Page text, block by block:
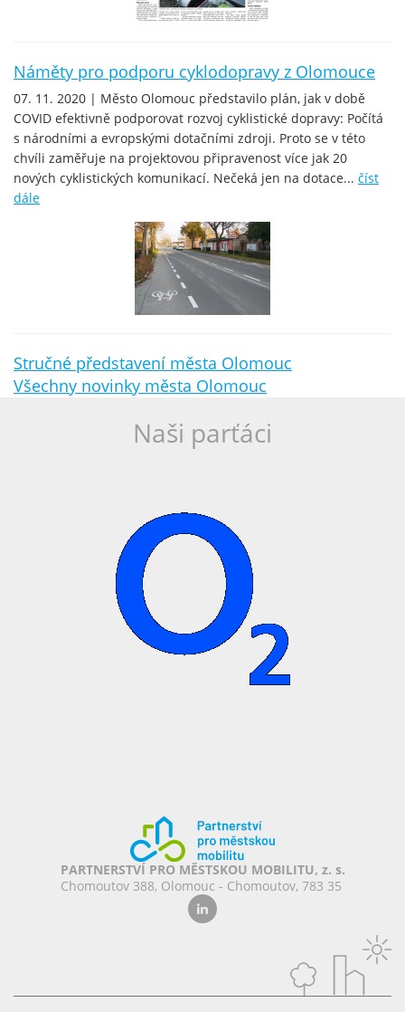
Náměty pro podporu cyklodopravy z Olomouce
07. 11. 2020 | Město Olomouc představilo plán, jak v době
COVID efektivně podporovat rozvoj cyklistické dopravy: Počítá
s národními a evropskými dotačními zdroji. Proto se v této
chvíli zaměřuje na projektovou připravenost více jak 20
nových cyklistických komunikací. Nečeká jen na dotace... číst
dále
Stručné představení města Olomouc
Všechny novinky města Olomouc
Naši parťáci
PARTNERSTVÍ PRO MĚSTSKOU MOBILITU, z. s.
Chomoutov 388, Olomouc - Chomoutov, 783 35